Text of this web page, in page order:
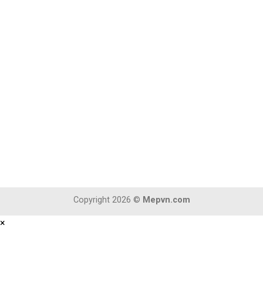
Copyright 2026 © Mepvn.com
×